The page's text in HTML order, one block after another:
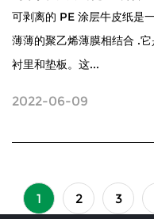
可剥离的 PE 涂层牛皮纸是
薄薄的聚乙烯薄膜相结合 .
衬里和垫板。这...
2022-06-09
1 2 3